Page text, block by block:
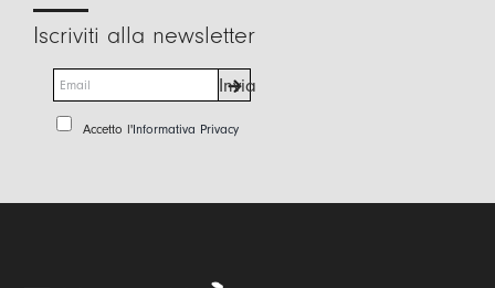
Iscriviti alla newsletter
m
a
P
Accetto l'Informativa Privacy
Invia